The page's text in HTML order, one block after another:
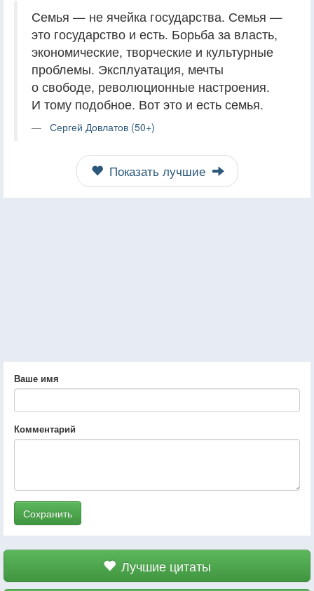
Семья — не ячейка государства. Семья —
это государство и есть. Борьба за власть,
экономические, творческие и культурные
проблемы. Эксплуатация, мечты
о свободе, революционные настроения.
И тому подобное. Вот это и есть семья.
Сергей Довлатов (50+)
Показать лучшие
Ваше имя
Комментарий
Сохранить
Лучшие цитаты